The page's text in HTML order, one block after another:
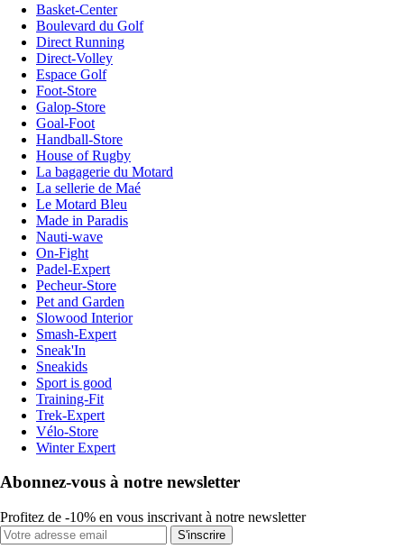
Basket-Center
Boulevard du Golf
Direct Running
Direct-Volley
Espace Golf
Foot-Store
Galop-Store
Goal-Foot
Handball-Store
House of Rugby
La bagagerie du Motard
La sellerie de Maé
Le Motard Bleu
Made in Paradis
Nauti-wave
On-Fight
Padel-Expert
Pecheur-Store
Pet and Garden
Slowood Interior
Smash-Expert
Sneak'In
Sneakids
Sport is good
Training-Fit
Trek-Expert
Vélo-Store
Winter Expert
Abonnez-vous à notre newsletter
Profitez de -10% en vous inscrivant à notre newsletter
S'inscrire